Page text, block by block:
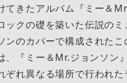
てきたアルバム『ミー＆
ックの礎を築いた伝説の
ンのカバーで構成された
、『ミー＆Mr.ジョンソン
ぞれ異なる場所で⾏われ